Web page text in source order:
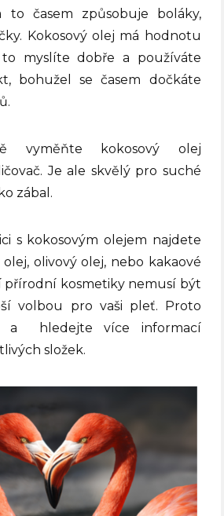
to časem způsobuje boláky,
Kokosový olej má hodnotu
myslíte dobře a používáte
bohužel se časem dočkáte
vyměňte kokosový olej
Je ale skvělý pro suché
zábal.
s kokosovým olejem najdete
olivový olej, nebo kakaové
přírodní kosmetiky nemusí být
volbou pro vaši pleť. Proto
a
hledejte více informací
složek.